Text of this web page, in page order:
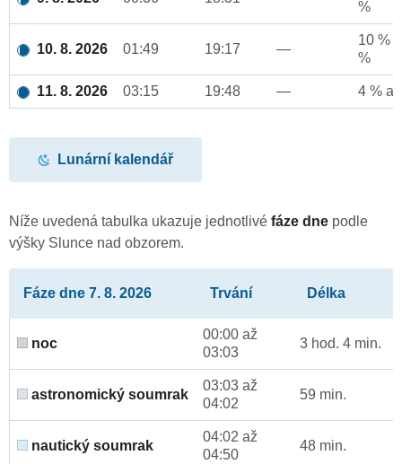
%
10. 8. 2026 01:49 19:17 —
10 %
%
11. 8. 2026 03:15 19:48 — 4 %
Lunární kalendář
Níže uvedená tabulka ukazuje jednotlivé fáze dne podle
výšky Slunce nad obzorem.
Fáze dne 7. 8. 2026 Trvání Délka
noc
00:00 až
03:03
3 hod. 4 min.
astronomický soumrak
03:03 až
04:02
59 min.
nautický soumrak
04:02 až
04:50
48 min.